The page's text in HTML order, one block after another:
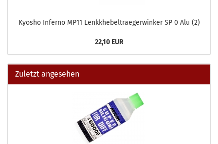
Kyosho Inferno MP11 Lenkkhebeltraegerwinker SP 0 Alu (2)
22,10 EUR
Zuletzt angesehen